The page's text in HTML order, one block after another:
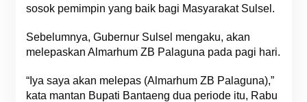
sosok pemimpin yang baik bagi Masyarakat Sulsel.
Sebelumnya, Gubernur Sulsel mengaku, akan
melepaskan Almarhum ZB Palaguna pada pagi hari.
“Iya saya akan melepas (Almarhum ZB Palaguna),”
kata mantan Bupati Bantaeng dua periode itu, Rabu